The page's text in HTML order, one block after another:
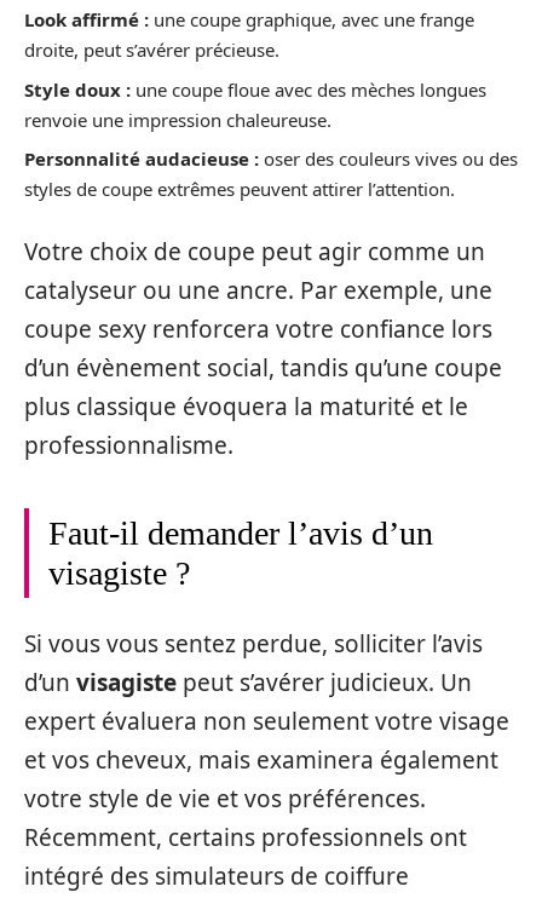
Look affirmé : une coupe graphique, avec une frange
droite, peut s’avérer précieuse.
Style doux : une coupe floue avec des mèches longues
renvoie une impression chaleureuse.
Personnalité audacieuse : oser des couleurs vives ou des
styles de coupe extrêmes peuvent attirer l’attention.
Votre choix de coupe peut agir comme un
catalyseur ou une ancre. Par exemple, une
coupe sexy renforcera votre confiance lors
d’un évènement social, tandis qu’une coupe
plus classique évoquera la maturité et le
professionnalisme.
Faut-il demander l’avis d’un
visagiste ?
Si vous vous sentez perdue, solliciter l’avis
d’un visagiste peut s’avérer judicieux. Un
expert évaluera non seulement votre visage
et vos cheveux, mais examinera également
votre style de vie et vos préférences.
Récemment, certains professionnels ont
intégré des simulateurs de coiffure